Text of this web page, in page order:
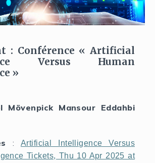
: Conférence « Artificial
Versus Human
»
Mövenpick Mansour Eddahbi
: Artificial Intelligence Versus
Tickets, Thu 10 Apr 2025 at